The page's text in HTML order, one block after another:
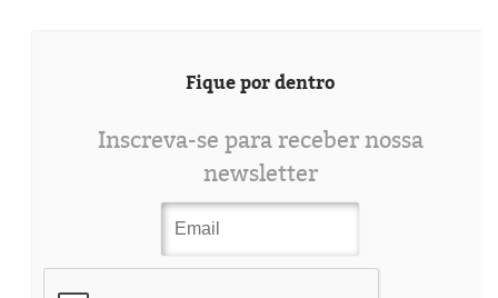
Fique por dentro
Inscreva-se para receber nossa
newsletter